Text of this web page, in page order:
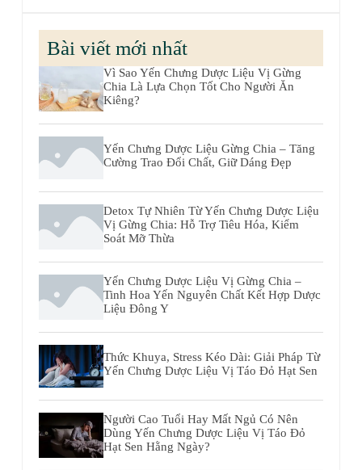
Bài viết mới nhất
Vì Sao Yến Chưng Dược Liệu Vị Gừng
Chia Là Lựa Chọn Tốt Cho Người Ăn
Kiêng?
Yến Chưng Dược Liệu Gừng Chia – Tăng
Cường Trao Đổi Chất, Giữ Dáng Đẹp
Detox Tự Nhiên Từ Yến Chưng Dược Liệu
Vị Gừng Chia: Hỗ Trợ Tiêu Hóa, Kiểm
Soát Mỡ Thừa
Yến Chưng Dược Liệu Vị Gừng Chia –
Tinh Hoa Yến Nguyên Chất Kết Hợp Dược
Liệu Đông Y
Thức Khuya, Stress Kéo Dài: Giải Pháp Từ
Yến Chưng Dược Liệu Vị Táo Đỏ Hạt Sen
Người Cao Tuổi Hay Mất Ngủ Có Nên
Dùng Yến Chưng Dược Liệu Vị Táo Đỏ
Hạt Sen Hằng Ngày?